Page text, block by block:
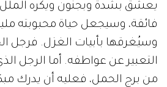
يعشق بشدة وبجنون ويكره
فائقة، وسيجعل حياة محبوبته
وسيُغرقها بأبيات الغزل. فرجل
التعبير عن عواطفه. أما الرجل
من برج الحمل، فعليه أن يدرك